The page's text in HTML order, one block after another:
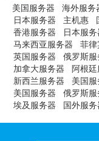
美国服务器 海外服务
日本服务器
主机惠
香港服务器
日本服务
马来西亚服务器
菲
英国服务器
俄罗斯
加拿大服务器
阿根
新西兰服务器
美国
美国服务器
俄罗斯
埃及服务器
国外服务